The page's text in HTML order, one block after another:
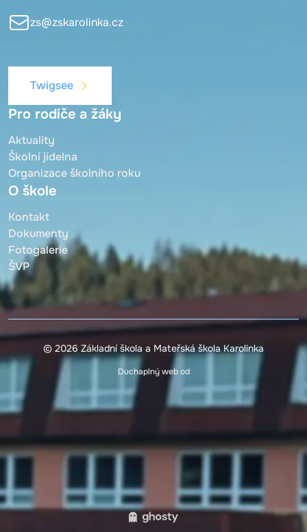
zs@zskarolinka.cz
Twigsee
Pro rodiče a žáky
Aktuality
Školní jídelna
Organizace školního roku
O škole
Kontakt
Dokumenty
Fotogalerie
ŠVP
© 2026 Základní škola a Mateřská škola Karolinka
Duchaplný web od